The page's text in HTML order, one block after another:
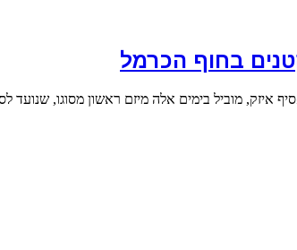
בחוף הכרמל
איזק, מוביל בימים אלה מיזם ראשון מסוגו, שנועד